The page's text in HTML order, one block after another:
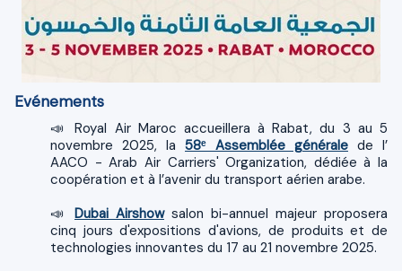
Evénements
📣 Royal Air Maroc accueillera à Rabat, du 3 au 5
novembre 2025, la 58ᵉ Assemblée générale de l’
AACO - Arab Air Carriers' Organization, dédiée à la
coopération et à l’avenir du transport aérien arabe.
📣 Dubai Airshowsalon bi-annuel majeur proposera
cinq jours d'expositions d'avions, de produits et de
technologies innovantes du 17 au 21 novembre 2025.